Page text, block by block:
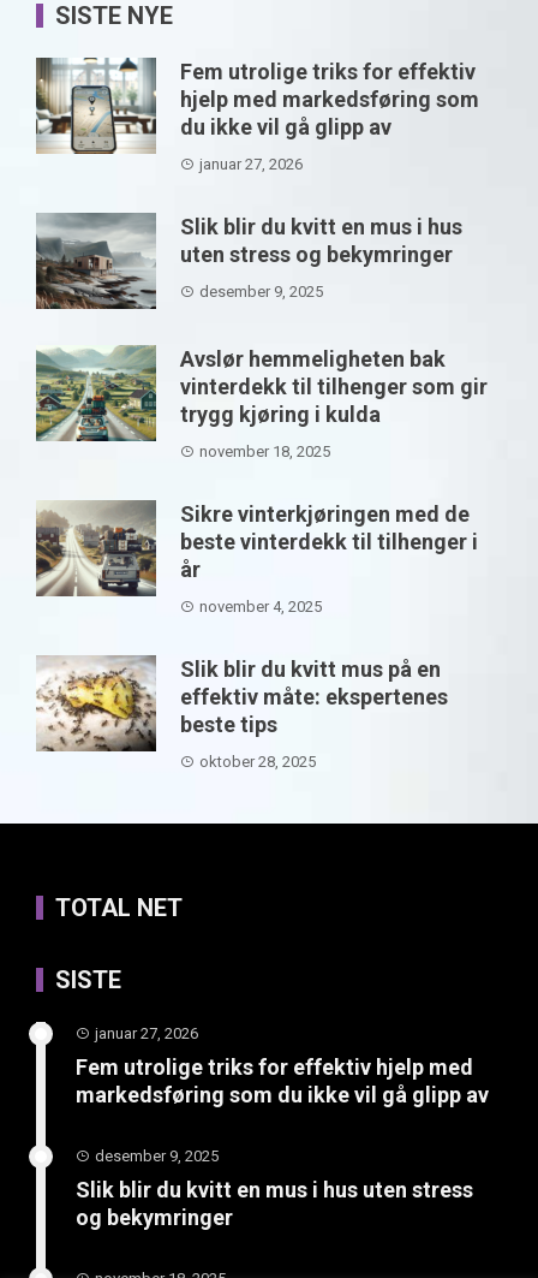
SISTE NYE
Fem utrolige triks for effektiv
hjelp med markedsføring som
du ikke vil gå glipp av
januar 27, 2026
Slik blir du kvitt en mus i hus
uten stress og bekymringer
desember 9, 2025
Avslør hemmeligheten bak
vinterdekk til tilhenger som gir
trygg kjøring i kulda
november 18, 2025
Sikre vinterkjøringen med de
beste vinterdekk til tilhenger i
år
november 4, 2025
Slik blir du kvitt mus på en
effektiv måte: ekspertenes
beste tips
oktober 28, 2025
TOTAL NET
SISTE
januar 27, 2026
Fem utrolige triks for effektiv hjelp med
markedsføring som du ikke vil gå glipp av
desember 9, 2025
Slik blir du kvitt en mus i hus uten stress
og bekymringer